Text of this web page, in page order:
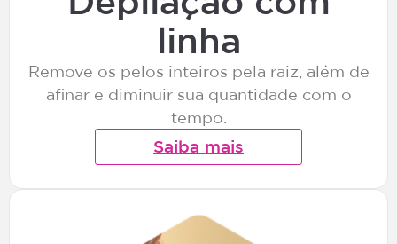
linha
Remove os pelos inteiros pela raiz, além de
afinar e diminuir sua quantidade com o
tempo.
Saiba mais